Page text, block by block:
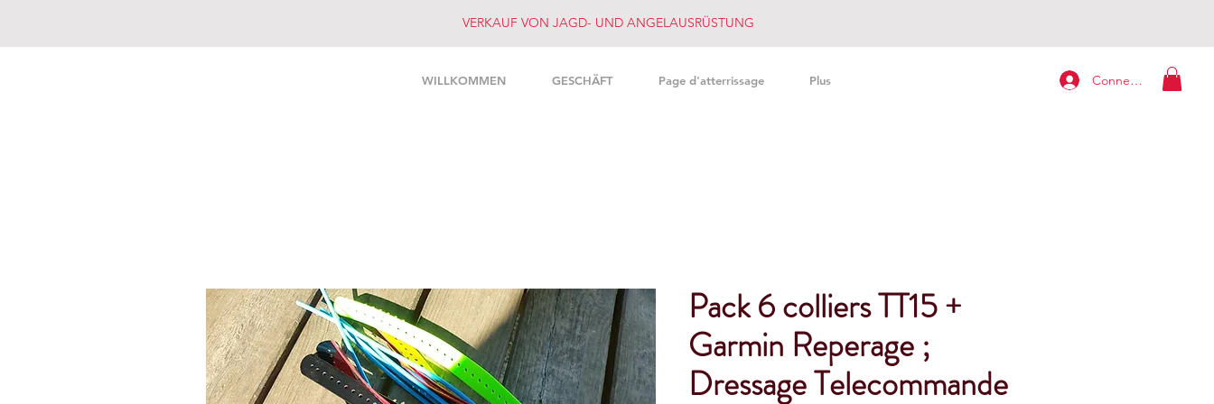
Connexion
VERKAUF VON JAGD- UND ANGELAUSRÜSTUNG
WILLKOMMEN GESCHÄFT Page d'atterrissage Plus
Pack 6 colliers TT15 +
Garmin Reperage ;
Dressage Telecommande